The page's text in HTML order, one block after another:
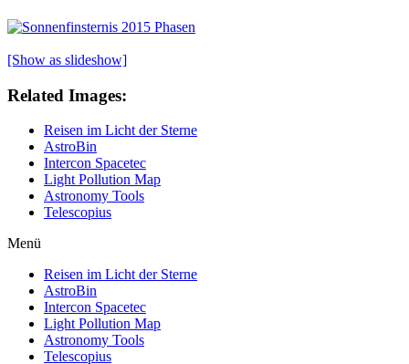
[Show as slideshow]
Related Images:
Reisen im Licht der Sterne
AstroBin
Intercon Spacetec
Light Pollution Map
Astronomy Tools
Telescopius
Menü
Reisen im Licht der Sterne
AstroBin
Intercon Spacetec
Light Pollution Map
Astronomy Tools
Telescopius